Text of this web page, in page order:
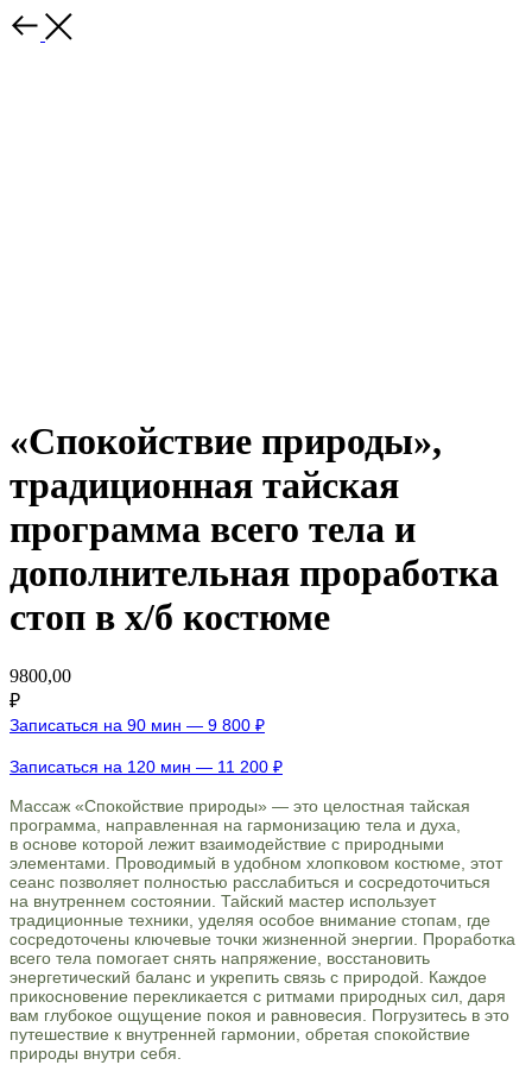
«Спокойствие природы»,
традиционная тайская
программа всего тела и
дополнительная проработка
стоп в х/б костюме
9800,00
₽
Записаться на 90 мин — 9 800 ₽
Записаться на 120 мин — 11 200 ₽
Массаж «Спокойствие природы» — это целостная тайская
программа, направленная на гармонизацию тела и духа,
в основе которой лежит взаимодействие с природными
элементами. Проводимый в удобном хлопковом костюме, этот
сеанс позволяет полностью расслабиться и сосредоточиться
на внутреннем состоянии. Тайский мастер использует
традиционные техники, уделяя особое внимание стопам, где
сосредоточены ключевые точки жизненной энергии. Проработка
всего тела помогает снять напряжение, восстановить
энергетический баланс и укрепить связь с природой. Каждое
прикосновение перекликается с ритмами природных сил, даря
вам глубокое ощущение покоя и равновесия. Погрузитесь в это
путешествие к внутренней гармонии, обретая спокойствие
природы внутри себя.